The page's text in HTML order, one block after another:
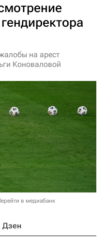
на арест
Коноваловой
в медиабанк
Дзен